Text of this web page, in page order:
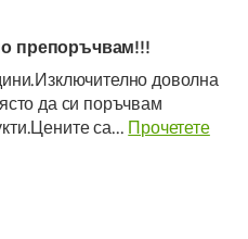
препоръчвам!!!
доволна
да си поръчвам
са... Прочетете